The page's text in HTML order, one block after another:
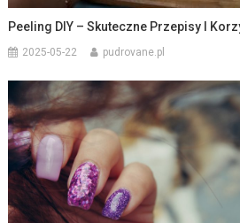
Peeling DIY – Skuteczne Przepisy I
2025-05-22 pudrovane.pl